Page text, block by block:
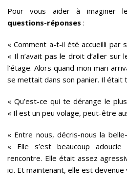
Pour vous aider à imaginer
questions-réponses :
« Comment a-t-il été accueilli par
« Il n’avait pas le droit d’aller sur
l’étage. Alors quand mon mari
se mettait dans son panier. Il était
« Qu’est-ce qui te dérange le
« Il est un peu volage, peut-être
« Entre nous, décris-nous la
« Elle s’est beaucoup
rencontre. Elle était assez
ici. Et maintenant, elle est